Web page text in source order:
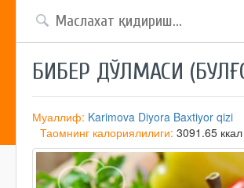
БИБЕР ДЎЛМАСИ
Муаллиф: Karimova Diyora Baxtiyor qizi
Таомнинг калориялилиги: 3091.65 ккал